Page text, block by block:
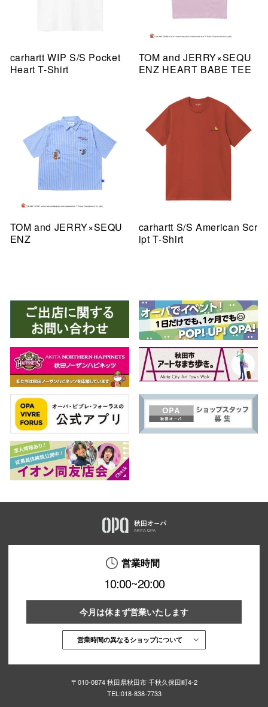
carhartt WIP S/S Pocket
Heart T-Shirt
TOM and JERRY×SEQU
ENZ HEART BABE TEE
TOM and JERRY×SEQU
ENZ
carhartt S/S American Scr
ipt T-Shirt
営業時間
10:00~20:00
今月は休まず営業いたします
営業時間の異なるショップについて
〒010-0874 秋田県秋田市 千秋久保田町4-2
TEL:018-838-7733